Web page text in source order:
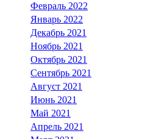
Февраль 2022
Январь 2022
Декабрь 2021
Ноябрь 2021
Октябрь 2021
Сентябрь 2021
Август 2021
Июнь 2021
Май 2021
Апрель 2021